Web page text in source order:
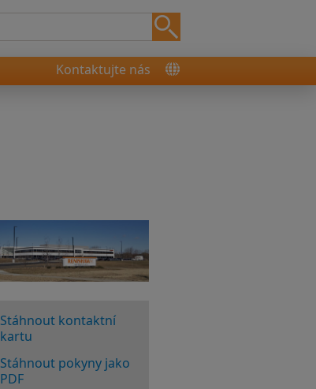
Kontaktujte nás
Stáhnout kontaktní
kartu
Stáhnout pokyny jako
PDF